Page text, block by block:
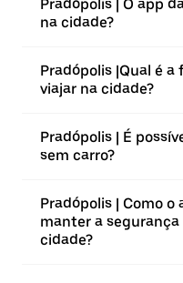
Pradópolis | O app
na cidade?
Pradópolis |⁠Qual é a
viajar na cidade?
Pradópolis | É
sem carro?
Pradópolis | Como o
manter a
cidade?